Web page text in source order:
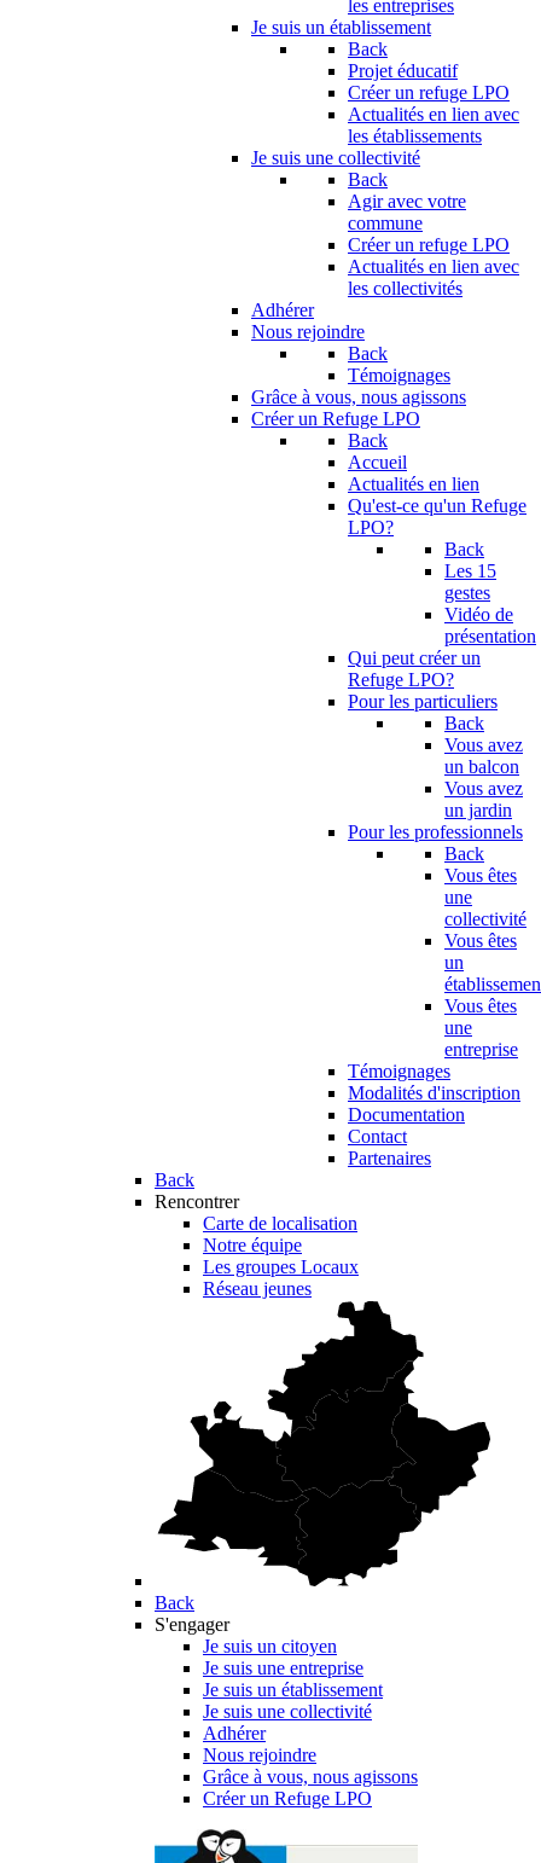
les entreprises
Je suis un établissement
Back
Projet éducatif
Créer un refuge LPO
Actualités en lien avec
les établissements
Je suis une collectivité
Back
Agir avec votre
commune
Créer un refuge LPO
Actualités en lien avec
les collectivités
Adhérer
Nous rejoindre
Back
Témoignages
Grâce à vous, nous agissons
Créer un Refuge LPO
Back
Accueil
Actualités en lien
Qu'est-ce qu'un Refuge
LPO?
Back
Les 15
gestes
Vidéo de
présentation
Qui peut créer un
Refuge LPO?
Pour les particuliers
Back
Vous avez
un balcon
Vous avez
un jardin
Pour les professionnels
Back
Vous êtes
une
collectivité
Vous êtes
un
Vous êtes
une
entreprise
Témoignages
Modalités d'inscription
Documentation
Contact
Partenaires
Back
Rencontrer
Carte de localisation
Notre équipe
Les groupes Locaux
Réseau jeunes
Back
S'engager
Je suis un citoyen
Je suis une entreprise
Je suis un établissement
Je suis une collectivité
Adhérer
Nous rejoindre
Grâce à vous, nous agissons
Créer un Refuge LPO